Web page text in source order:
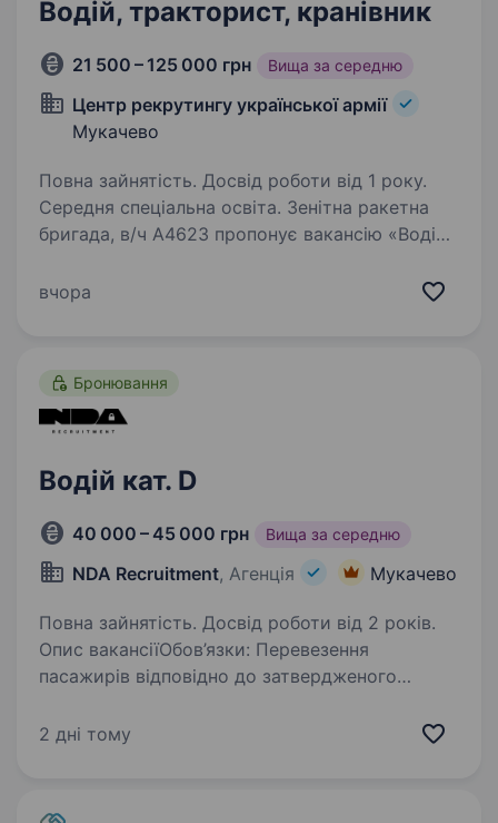
Водій, тракторист, кранівник
21 500 – 125 000 грн Вища за середню
Центр рекрутингу української армії
Мукачево
Повна зайнятість. Досвід роботи від 1 року.
Середня спеціальна освіта. Зенітна ракетна
бригада, в/ч А4623 пропонує вакансію «Водій
Формування зенітної ракетної бригади,
вчора
Бронювання
Водій кат. D
40 000 – 45 000 грн Вища за середню
NDA Recruitment, Агенція Мукачево
Повна зайнятість. Досвід роботи від 2 років.
Опис вакансіїОбов’язки: Перевезення
пасажирів відповідно до затвердженого
та комфортної поїздки; Контроль технічного
2 дні тому